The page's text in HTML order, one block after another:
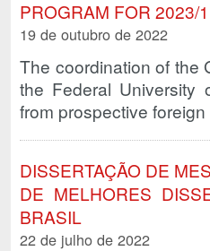
PROGRAM FOR 2023/1
19 de outubro de 2022
The coordination of the
the Federal University
from prospective
DISSERTAÇÃO DE
DE MELHORES
BRASIL
22 de julho de 2022